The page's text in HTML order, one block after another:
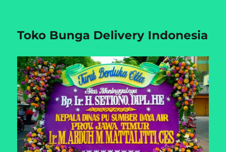
Toko Bunga Delivery Indonesia